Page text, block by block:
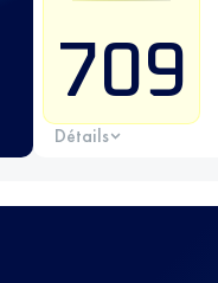
709
Détails